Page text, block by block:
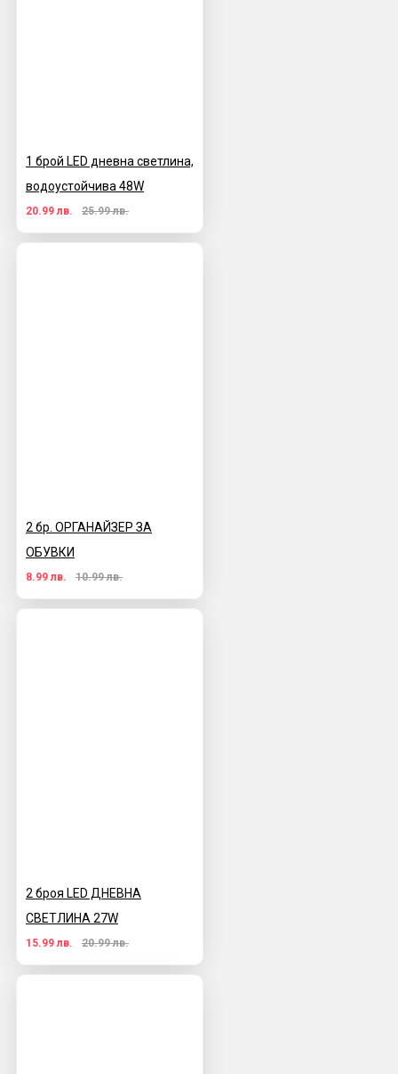
1 брой LED дневна светлина,
водоустойчива 48W
20.99 лв. 25.99 лв.
2 бр. ОРГАНАЙЗЕР ЗА
ОБУВКИ
8.99 лв. 10.99 лв.
2 броя LED ДНЕВНА
СВЕТЛИНА 27W
15.99 лв. 20.99 лв.